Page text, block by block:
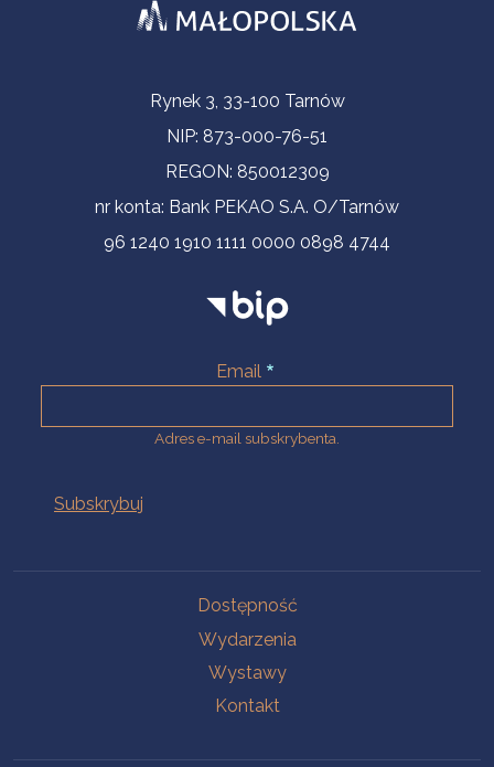
Informacje kontaktoweRynek 3, 33-100 Tarnów
NIP: 873-000-76-51
REGON: 850012309
nr konta: Bank PEKAO S.A. O/Tarnów
96 1240 1910 1111 0000 0898 4744
Email
Adres e-mail subskrybenta.
Dostępność
Wydarzenia
Wystawy
Kontakt